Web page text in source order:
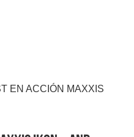
EN ACCIÓN MAXXIS